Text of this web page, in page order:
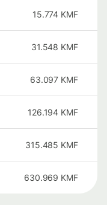
15.774 KMF
31.548 KMF
63.097 KMF
126.194 KMF
315.485 KMF
630.969 KMF